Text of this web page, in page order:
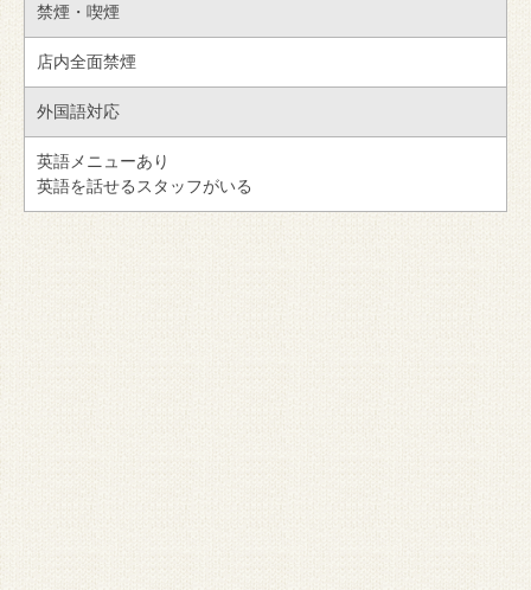
禁煙・喫煙
店内全面禁煙
外国語対応
英語メニューあり
英語を話せるスタッフがいる